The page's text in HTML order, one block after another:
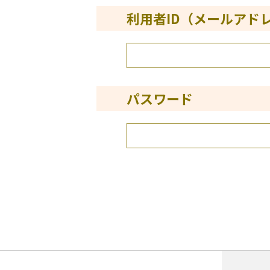
利用者ID（メールアド
パスワード